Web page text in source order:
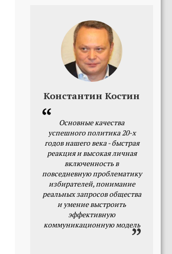
Константин Костин
Основные качества
успешного политика 20-х
годов нашего века - быстрая
реакция и высокая личная
включенность в
повседневную проблематику
избирателей, понимание
реальных запросов общества
и умение выстроить
эффективную
коммуникационную модель